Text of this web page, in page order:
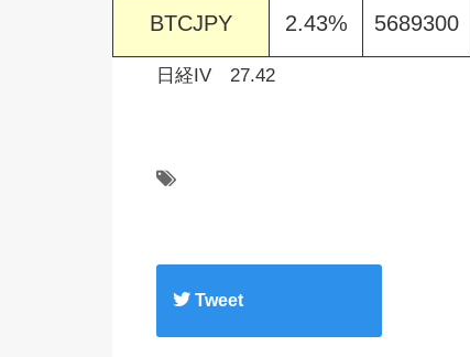
BTCJPY 2.43% 5689300
日経IV 27.42
Tweet